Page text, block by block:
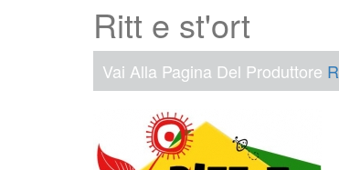
Ritt e st'ort
Vai Alla Pagina Del Produttore